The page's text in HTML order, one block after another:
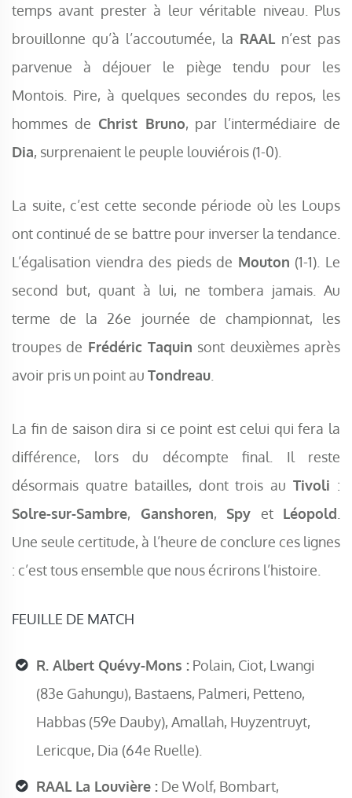
temps avant prester à leur véritable niveau. Plus
brouillonne qu’à l’accoutumée, la RAAL n’est pas
parvenue à déjouer le piège tendu pour les
Montois. Pire, à quelques secondes du repos, les
hommes de Christ Bruno, par l’intermédiaire de
Dia, surprenaient le peuple louviérois (1-0).
La suite, c’est cette seconde période où les Loups
ont continué de se battre pour inverser la tendance.
L’égalisation viendra des pieds de Mouton (1-1). Le
second but, quant à lui, ne tombera jamais. Au
terme de la 26e journée de championnat, les
troupes de Frédéric Taquin sont deuxièmes après
avoir pris un point au Tondreau
La fin de saison dira si ce point est celui qui fera la
différence, lors du décompte final. Il reste
désormais quatre batailles, dont trois au Tivoli :
Solre-sur-Sambre, Ganshoren, Spy et Léopold
Une seule certitude, à l’heure de conclure ces lignes
: c’est tous ensemble que nous écrirons l’histoire.
FEUILLE DE MATCH
R. Albert Quévy-Mons : Polain, Ciot, Lwangi
(83e Gahungu), Bastaens, Palmeri, Petteno,
Habbas (59e Dauby), Amallah, Huyzentruyt,
Lericque, Dia (64e Ruelle).
RAAL La Louvière : De Wolf, Bombart,